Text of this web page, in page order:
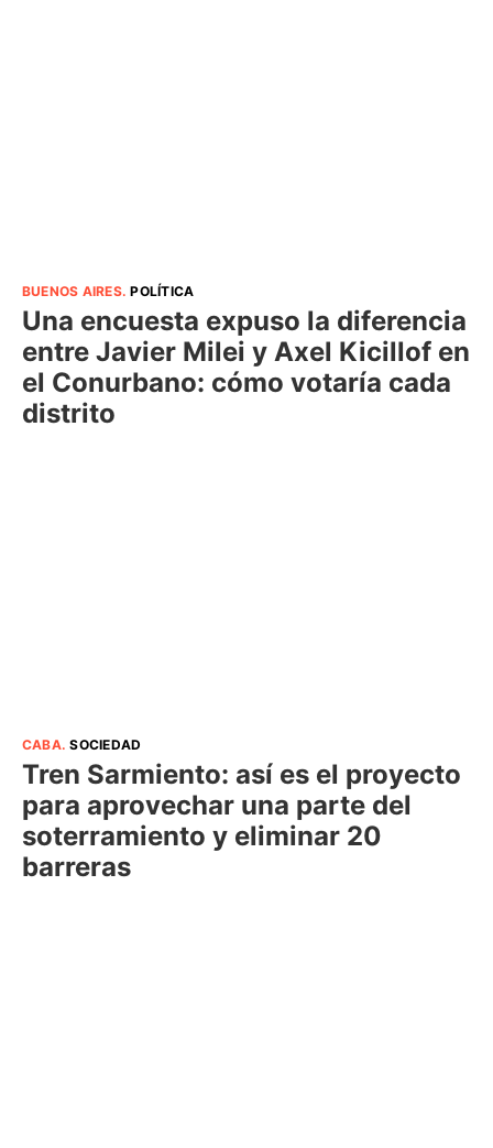
BUENOS AIRES.POLÍTICA
Una encuesta expuso la diferencia
entre Javier Milei y Axel Kicillof en
el Conurbano: cómo votaría cada
distrito
CABA.SOCIEDAD
Tren Sarmiento: así es el proyecto
para aprovechar una parte del
soterramiento y eliminar 20
barreras